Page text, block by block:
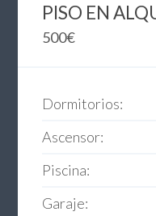
PISO EN
500€
Dormitorios:
Ascensor:
Piscina:
Garaje: